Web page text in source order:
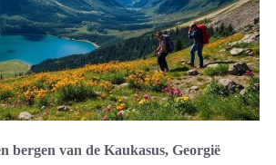
bergen van de Kaukasus, Georgië